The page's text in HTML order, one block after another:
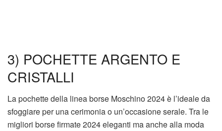
3) POCHETTE ARGENTO E
CRISTALLI
La pochette della linea borse Moschino 2024 è l’ideale da
sfoggiare per una cerimonia o un’occasione serale. Tra le
migliori borse firmate 2024 eleganti ma anche alla moda